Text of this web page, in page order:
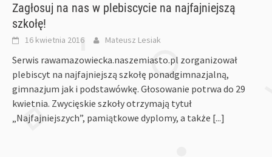
Zagłosuj na nas w plebiscycie na najfajniejszą
szkołę!
16 kwietnia 2016 Mateusz Lesiak
Serwis rawamazowiecka.naszemiasto.pl zorganizował
plebiscyt na najfajniejszą szkołę ponadgimnazjalną,
gimnazjum jak i podstawówkę. Głosowanie potrwa do 29
kwietnia. Zwycięskie szkoły otrzymają tytuł
„Najfajniejszych”, pamiątkowe dyplomy, a także [...]